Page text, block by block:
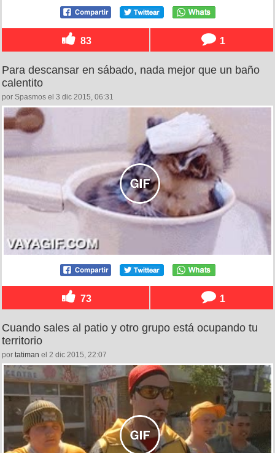
83 1
Para descansar en sábado, nada mejor que un baño
calentito
por Spasmos el 3 dic 2015, 06:31
73 1
Cuando sales al patio y otro grupo está ocupando tu
territorio
por tatiman el 2 dic 2015, 22:07